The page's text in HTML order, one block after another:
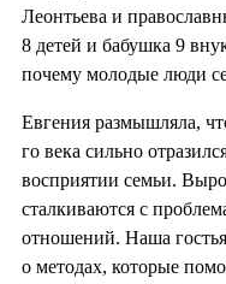
Леонтьева и
8 детей и бабушка 9
почему молодые люди
Евгения размышляла,
го века сильно
восприятии семьи.
сталкиваются с
отношений. Наша
о методах, которые